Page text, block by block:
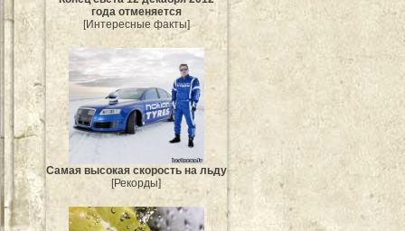
года отменяется
[Интересные факты]
Самая высокая скорость на льду
[Рекорды]